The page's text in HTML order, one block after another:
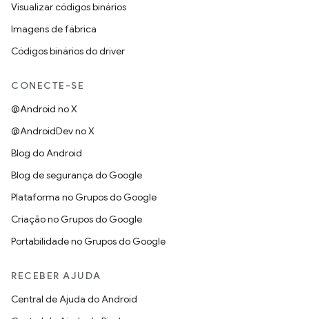
Visualizar códigos binários
Imagens de fábrica
Códigos binários do driver
CONECTE-SE
@Android no X
@AndroidDev no X
Blog do Android
Blog de segurança do Google
Plataforma no Grupos do Google
Criação no Grupos do Google
Portabilidade no Grupos do Google
RECEBER AJUDA
Central de Ajuda do Android